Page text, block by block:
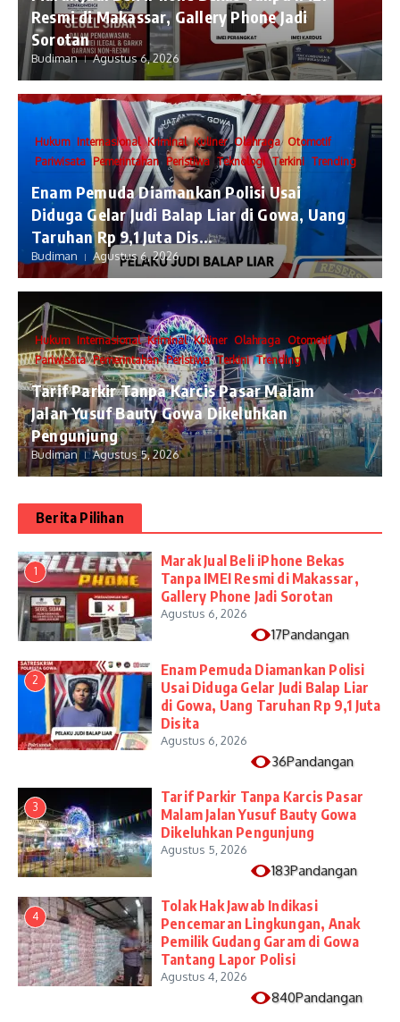
Resmi di Makassar, Gallery Phone Jadi
Sorotan
Budiman Agustus 6, 2026
Hukum Internasional Kriminal Kuliner Olahraga Otomotif
Pariwisata Pemerintahan Peristiwa Teknologi Terkini Trending
Enam Pemuda Diamankan Polisi Usai
Diduga Gelar Judi Balap Liar di Gowa, Uang
Taruhan Rp 9,1 Juta Dis...
Budiman Agustus 6, 2026
Hukum Internasional Kriminal Kuliner Olahraga Otomotif
Pariwisata Pemerintahan Peristiwa Terkini Trending
Tarif Parkir Tanpa Karcis Pasar Malam
Jalan Yusuf Bauty Gowa Dikeluhkan
Pengunjung
Budiman Agustus 5, 2026
Berita Pilihan
1
​Marak Jual Beli iPhone Bekas
Tanpa IMEI Resmi di Makassar,
Gallery Phone Jadi Sorotan
Agustus 6, 2026
17Pandangan
2
Enam Pemuda Diamankan Polisi
Usai Diduga Gelar Judi Balap Liar
di Gowa, Uang Taruhan Rp 9,1 Juta
Disita
Agustus 6, 2026
36Pandangan
3
Tarif Parkir Tanpa Karcis Pasar
Malam Jalan Yusuf Bauty Gowa
Dikeluhkan Pengunjung
Agustus 5, 2026
183Pandangan
4
Tolak Hak Jawab Indikasi
Pencemaran Lingkungan, Anak
Pemilik Gudang Garam di Gowa
Tantang Lapor Polisi
Agustus 4, 2026
840Pandangan